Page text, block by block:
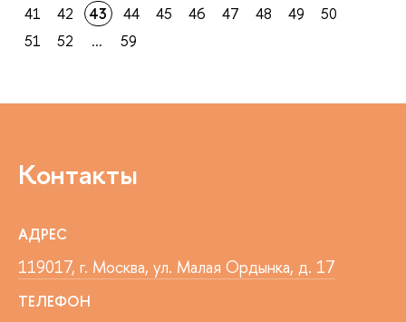
41
42 43 44 45 46 47 48 49
50
51
52 ... 59
Контакты
АДРЕС
119017, г. Москва, ул. Малая Ордынка, д. 17
ТЕЛЕФОН